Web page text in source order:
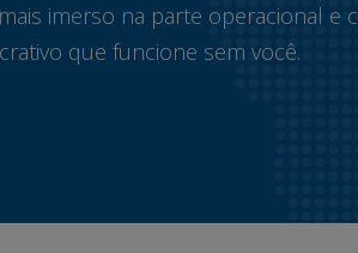
imerso na parte operacional e
que funcione sem você.